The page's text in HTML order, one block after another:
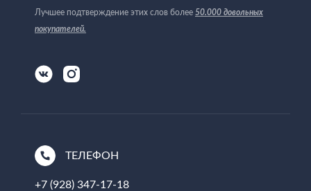
Лучшее подтверждение этих слов более 50.000 довольных
покупателей.
ТЕЛЕФОН
+7 (928) 347-17-18